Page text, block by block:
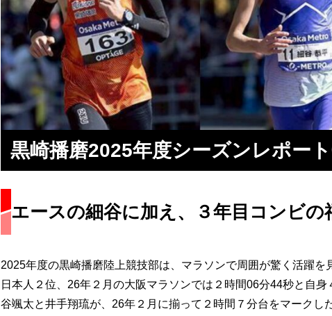
黒崎播磨2025年度シーズンレポー
エースの細谷に加え、３年目コンビの
2025年度の黒崎播磨陸上競技部は、マラソンで周囲が驚く活躍
日本人２位、26年２月の大阪マラソンでは２時間06分44秒と自
谷颯太と井手翔琉が、26年２月に揃って２時間７分台をマーク